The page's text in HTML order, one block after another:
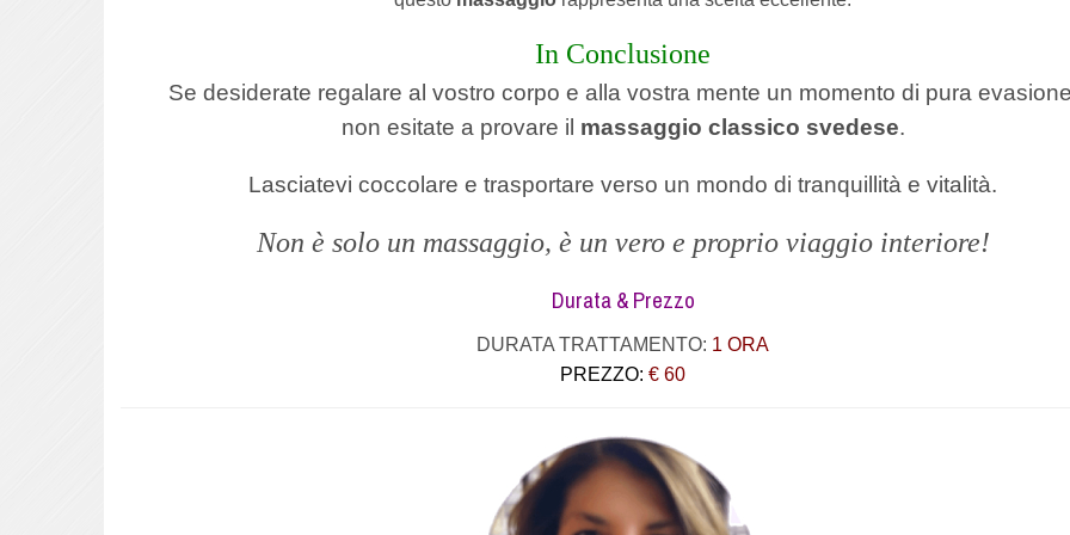
In Conclusione
Se desiderate regalare al vostro corpo e alla vostra mente un momento di pura
non esitate a provare il massaggio classico svedese.
Lasciatevi coccolare e trasportare verso un mondo di tranquillità e vitalità.
Non è solo un massaggio, è un vero e proprio viaggio interiore!
Durata & Prezzo
DURATA TRATTAMENTO: 1 ORA
PREZZO: € 60